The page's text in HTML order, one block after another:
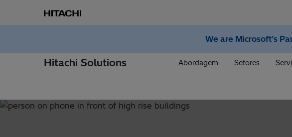
We are Microsoft’s
Hitachi Solutions Abordagem Setores